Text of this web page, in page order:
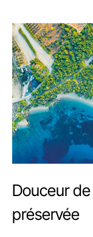
Douceur
préservée